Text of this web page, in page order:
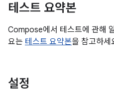
테스트 요약본
Compose에서 테스트에 관해
요는 테스트 요약본을 참고하세
설정